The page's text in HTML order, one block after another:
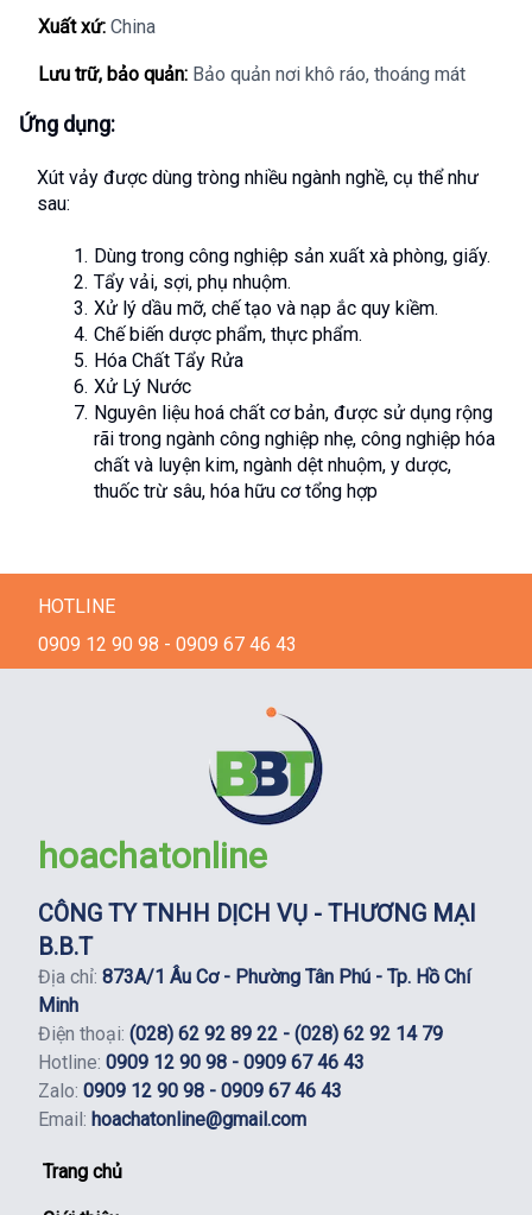
Xuất xứ: China
Lưu trữ, bảo quản: Bảo quản nơi khô ráo, thoáng mát
Ứng dụng:
Xút vảy được dùng tròng nhiều ngành nghề, cụ thể như
sau:
Dùng trong công nghiệp sản xuất xà phòng, giấy.
Tẩy vải, sợi, phụ nhuộm.
Xử lý dầu mỡ, chế tạo và nạp ắc quy kiềm.
Chế biến dược phẩm, thực phẩm.
Hóa Chất Tẩy Rửa
Xử Lý Nước
Nguyên liệu hoá chất cơ bản, được sử dụng rộng
rãi trong ngành công nghiệp nhẹ, công nghiệp hóa
chất và luyện kim, ngành dệt nhuộm, y dược,
thuốc trừ sâu, hóa hữu cơ tổng hợp
HOTLINE
0909 12 90 98 - 0909 67 46 43
hoachatonline
CÔNG TY TNHH DỊCH VỤ - THƯƠNG MẠI
B.B.T
Địa chỉ: 873A/1 Âu Cơ - Phường Tân Phú - Tp. Hồ Chí
Minh
Điện thoại: (028) 62 92 89 22 - (028) 62 92 14 79
Hotline: 0909 12 90 98 - 0909 67 46 43
Zalo: 0909 12 90 98 - 0909 67 46 43
Email: hoachatonline@gmail.com
Trang chủ